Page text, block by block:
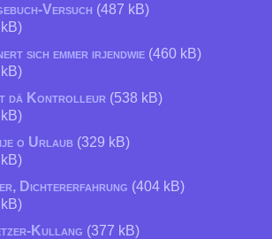
Versuch (487 kB)
sich emmer irjendwie (460 kB)
dä Kontrolleur (538 kB)
o Urlaub (329 kB)
Dichtererfahrung (404 kB)
Kullang (377 kB)